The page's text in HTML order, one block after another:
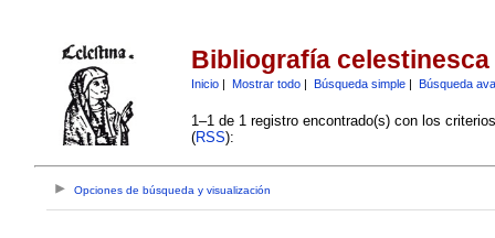
Bibliografía celestinesca
Inicio| Mostrar todo| Búsqueda simple| Búsqueda
1–1 de 1 registro encontrado(s) con los
(RSS):
Opciones de búsqueda y visualización